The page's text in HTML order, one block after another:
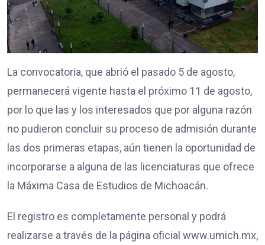
La convocatoria, que abrió el pasado 5 de agosto,
permanecerá vigente hasta el próximo 11 de agosto,
por lo que las y los interesados que por alguna razón
no pudieron concluir su proceso de admisión durante
las dos primeras etapas, aún tienen la oportunidad de
incorporarse a alguna de las licenciaturas que ofrece
la Máxima Casa de Estudios de Michoacán.
El registro es completamente personal y podrá
realizarse a través de la página oficial www.umich.mx,